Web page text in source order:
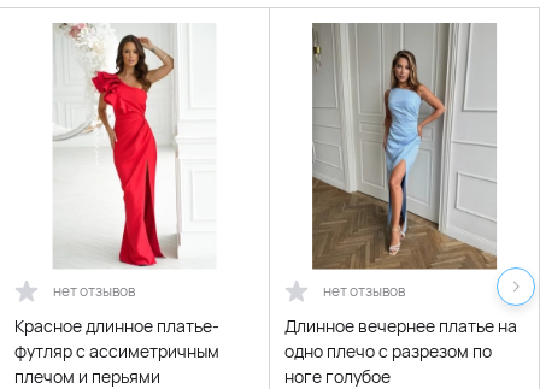
нет отзывов
Красное длинное платье-
футляр с ассиметричным
плечом и перьями
нет отзывов
Длинное вечернее платье на
одно плечо с разрезом по
ноге голубое